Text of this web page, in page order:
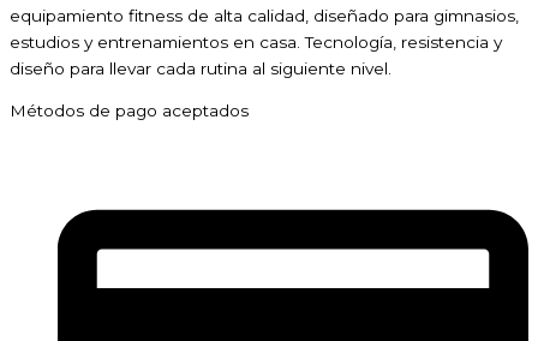
equipamiento fitness de alta calidad, diseñado para gimnasios,
estudios y entrenamientos en casa. Tecnología, resistencia y
diseño para llevar cada rutina al siguiente nivel.
Métodos de pago aceptados